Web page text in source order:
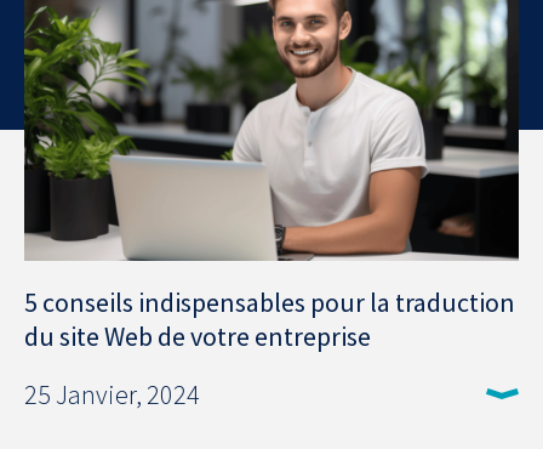
5 conseils indispensables pour la traduction
du site Web de votre entreprise
25 Janvier, 2024